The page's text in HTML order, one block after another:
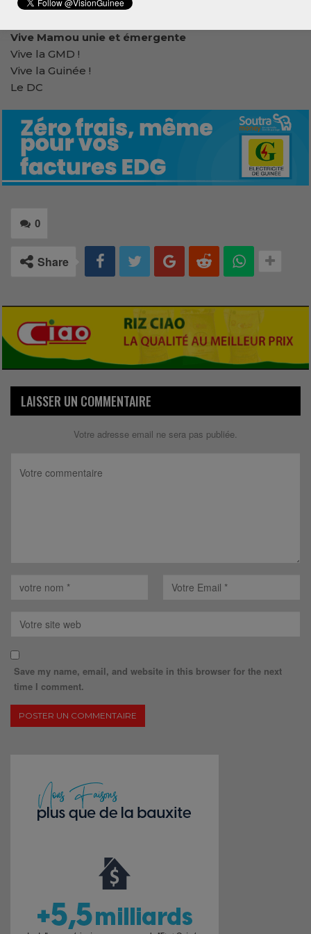
totale.
Vive Mamou unie et émergente
Vive la GMD !
Vive la Guinée !
Le DC
0
Share
LAISSER UN COMMENTAIRE
Votre adresse email ne sera pas publiée.
Save my name, email, and website in this browser for the next
time I comment.